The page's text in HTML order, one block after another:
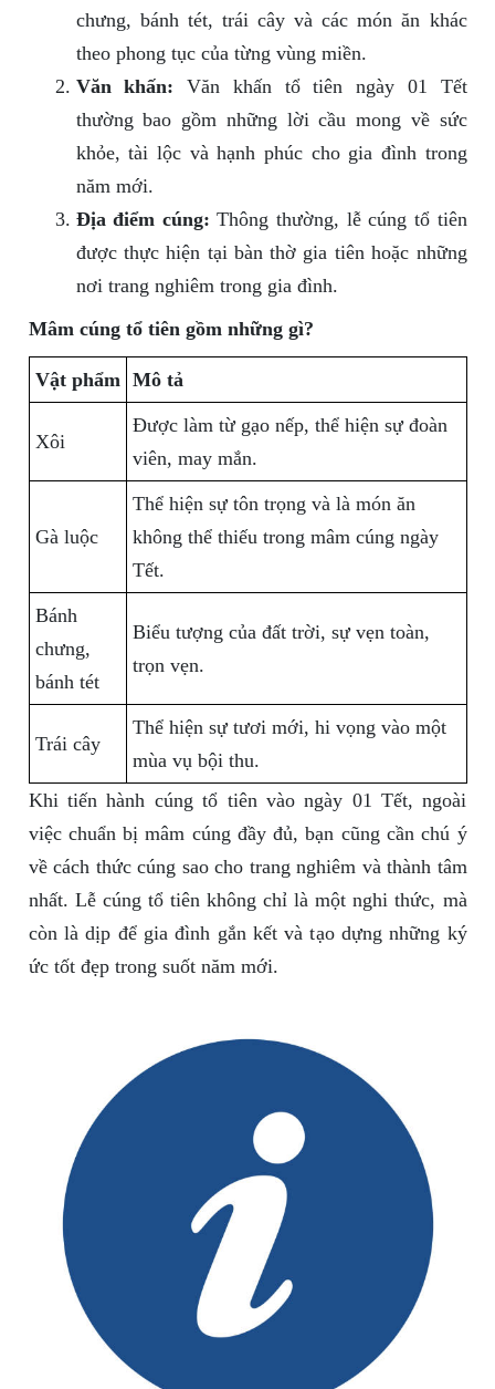
chưng, bánh tét, trái cây và các món ăn khác
theo phong tục của từng vùng miền.
Văn khấn: Văn khấn tổ tiên ngày 01 Tết
thường bao gồm những lời cầu mong về sức
khỏe, tài lộc và hạnh phúc cho gia đình trong
năm mới.
Địa điểm cúng: Thông thường, lễ cúng tổ tiên
được thực hiện tại bàn thờ gia tiên hoặc những
nơi trang nghiêm trong gia đình.
Mâm cúng tổ tiên gồm những gì?
Vật phẩm Mô tả
Xôi
Được làm từ gạo nếp, thể hiện sự đoàn
viên, may mắn.
Gà luộc
Thể hiện sự tôn trọng và là món ăn
không thể thiếu trong mâm cúng ngày
Tết.
Bánh
chưng,
bánh tét
Biểu tượng của đất trời, sự vẹn toàn,
trọn vẹn.
Trái cây
Thể hiện sự tươi mới, hi vọng vào một
mùa vụ bội thu.
Khi tiến hành cúng tổ tiên vào ngày 01 Tết, ngoài
việc chuẩn bị mâm cúng đầy đủ, bạn cũng cần chú ý
về cách thức cúng sao cho trang nghiêm và thành tâm
nhất. Lễ cúng tổ tiên không chỉ là một nghi thức, mà
còn là dịp để gia đình gắn kết và tạo dựng những ký
ức tốt đẹp trong suốt năm mới.